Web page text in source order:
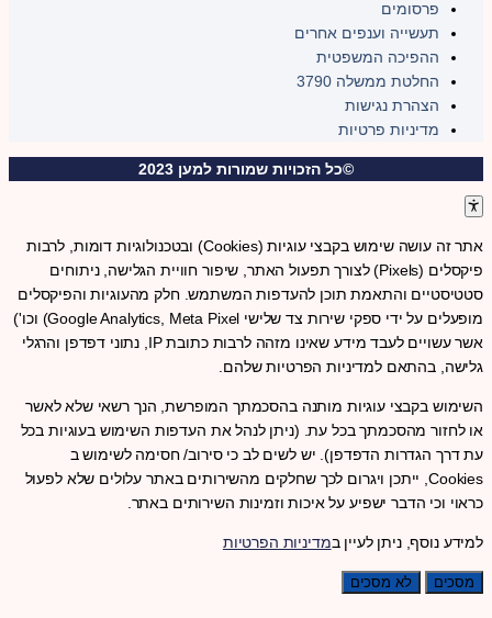
פרסומים
תעשייה וענפים אחרים
ההפיכה המשפטית
החלטת ממשלה 3790
הצהרת נגישות
מדיניות פרטיות
©כל הזכויות שמורות למען 2023
אתר זה עושה שימוש בקבצי עוגיות (Cookies) ובטכנולוגיות דומות, לרבות
פיקסלים (Pixels) לצורך תפעול האתר, שיפור חוויית הגלישה, ניתוחים
סטטיסטיים והתאמת תוכן להעדפות המשתמש. חלק מהעוגיות והפיקסלים
מופעלים על ידי ספקי שירות צד שלישי Google Analytics, Meta Pixel) וכו')
אשר עשויים לעבד מידע שאינו מזהה לרבות כתובת IP, נתוני דפדפן והרגלי
גלישה, בהתאם למדיניות הפרטיות שלהם.
השימוש בקבצי עוגיות מותנה בהסכמתך המופרשת, הנך רשאי שלא לאשר
או לחזור מהסכמתך בכל עת. (ניתן לנהל את העדפות השימוש בעוגיות בכל
עת דרך הגדרות הדפדפן). יש לשים לב כי סירוב/ חסימה לשימוש ב
Cookies, ייתכן ויגרום לכך שחלקים מהשירותים באתר עלולים שלא לפעול
כראוי וכי הדבר ישפיע על איכות וזמינות השירותים באתר.
למידע נוסף, ניתן לעיין במדיניות הפרטיות
מסכים לא מסכים